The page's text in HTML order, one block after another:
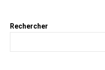
Rechercher